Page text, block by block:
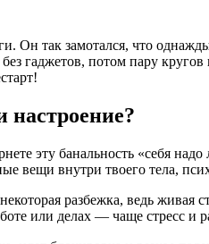
так замотался, что
гаджетов, потом пару
настроение?
эту банальность «себя
внутри твоего тела,
разбежка, ведь живая
или делах — чаще стресс